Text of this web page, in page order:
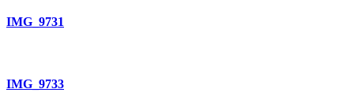
IMG_9731
IMG_9733